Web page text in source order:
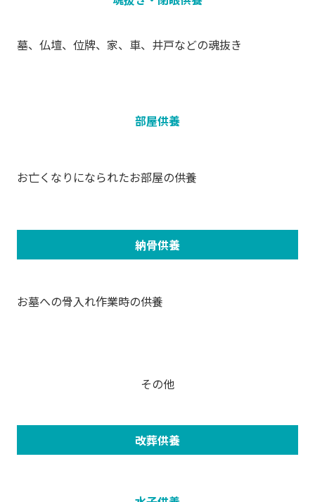
墓、仏壇、位牌、家、車、井戸などの魂抜き
部屋供養
お亡くなりになられたお部屋の供養
納骨供養
お墓への骨入れ作業時の供養
その他
改葬供養